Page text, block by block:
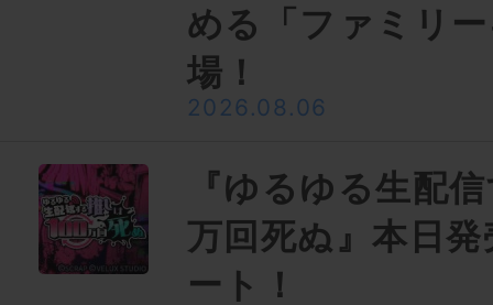
める「ファミリ
場！
2026.08.06
『ゆるゆる生配
万回死ぬ』本日
ート！